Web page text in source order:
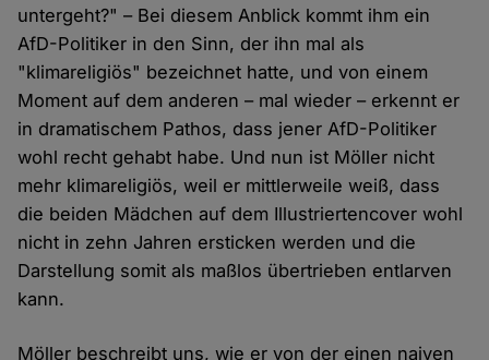
untergeht?" – Bei diesem Anblick kommt ihm ein
AfD-Politiker in den Sinn, der ihn mal als
"klimareligiös" bezeichnet hatte, und von einem
Moment auf dem anderen – mal wieder – erkennt er
in dramatischem Pathos, dass jener AfD-Politiker
wohl recht gehabt habe. Und nun ist Möller nicht
mehr klimareligiös, weil er mittlerweile weiß, dass
die beiden Mädchen auf dem Illustriertencover wohl
nicht in zehn Jahren ersticken werden und die
Darstellung somit als maßlos übertrieben entlarven
kann.
Möller beschreibt uns, wie er von der einen naiven